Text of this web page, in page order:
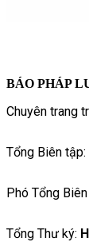
BÁO PHÁP
Chuyên trang
Tổng Biên tập:
Phó Tổng
Tổng Thư ký: